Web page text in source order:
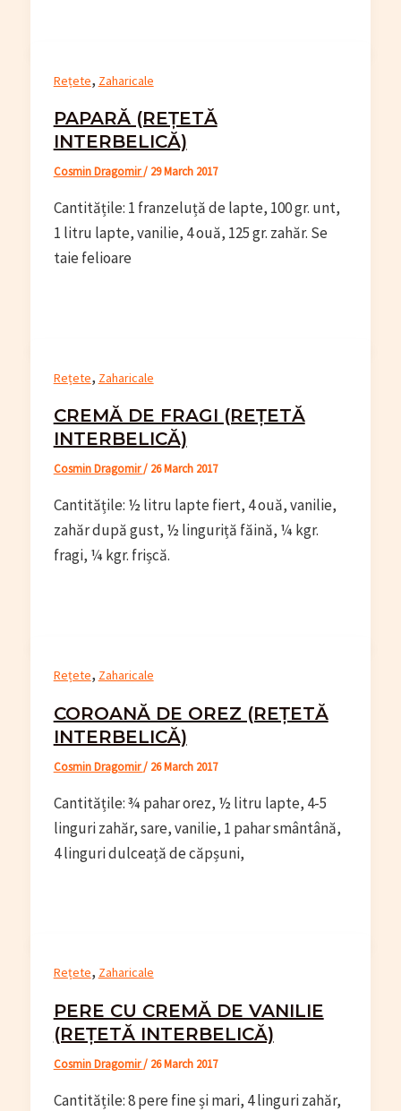
Rețete, Zaharicale
PAPARĂ (REȚETĂ
INTERBELICĂ)
Cosmin Dragomir/ 29 March 2017
Cantitățile: 1 franzeluță de lapte, 100 gr. unt,
1 litru lapte, vanilie, 4 ouă, 125 gr. zahăr. Se
taie felioare
Rețete, Zaharicale
CREMĂ DE FRAGI (REȚETĂ
INTERBELICĂ)
Cosmin Dragomir/ 26 March 2017
Cantitățile: ½ litru lapte fiert, 4 ouă, vanilie,
zahăr după gust, ½ linguriță făină, ¼ kgr.
fragi, ¼ kgr. frișcă.
Rețete, Zaharicale
COROANĂ DE OREZ (REȚETĂ
INTERBELICĂ)
Cosmin Dragomir/ 26 March 2017
Cantitățile: ¾ pahar orez, ½ litru lapte, 4-5
linguri zahăr, sare, vanilie, 1 pahar smântână,
4 linguri dulceață de căpșuni,
Rețete, Zaharicale
PERE CU CREMĂ DE VANILIE
(REȚETĂ INTERBELICĂ)
Cosmin Dragomir/ 26 March 2017
Cantitățile: 8 pere fine și mari, 4 linguri zahăr,